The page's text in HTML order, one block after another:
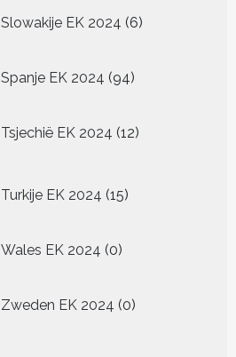
Slowakije EK 2024 6
producten
Spanje EK 2024 9494
Tsjechië EK 2024 12
producten
Turkije EK 2024 15
producten
Wales EK 2024 00
Zweden EK 2024 0
producten